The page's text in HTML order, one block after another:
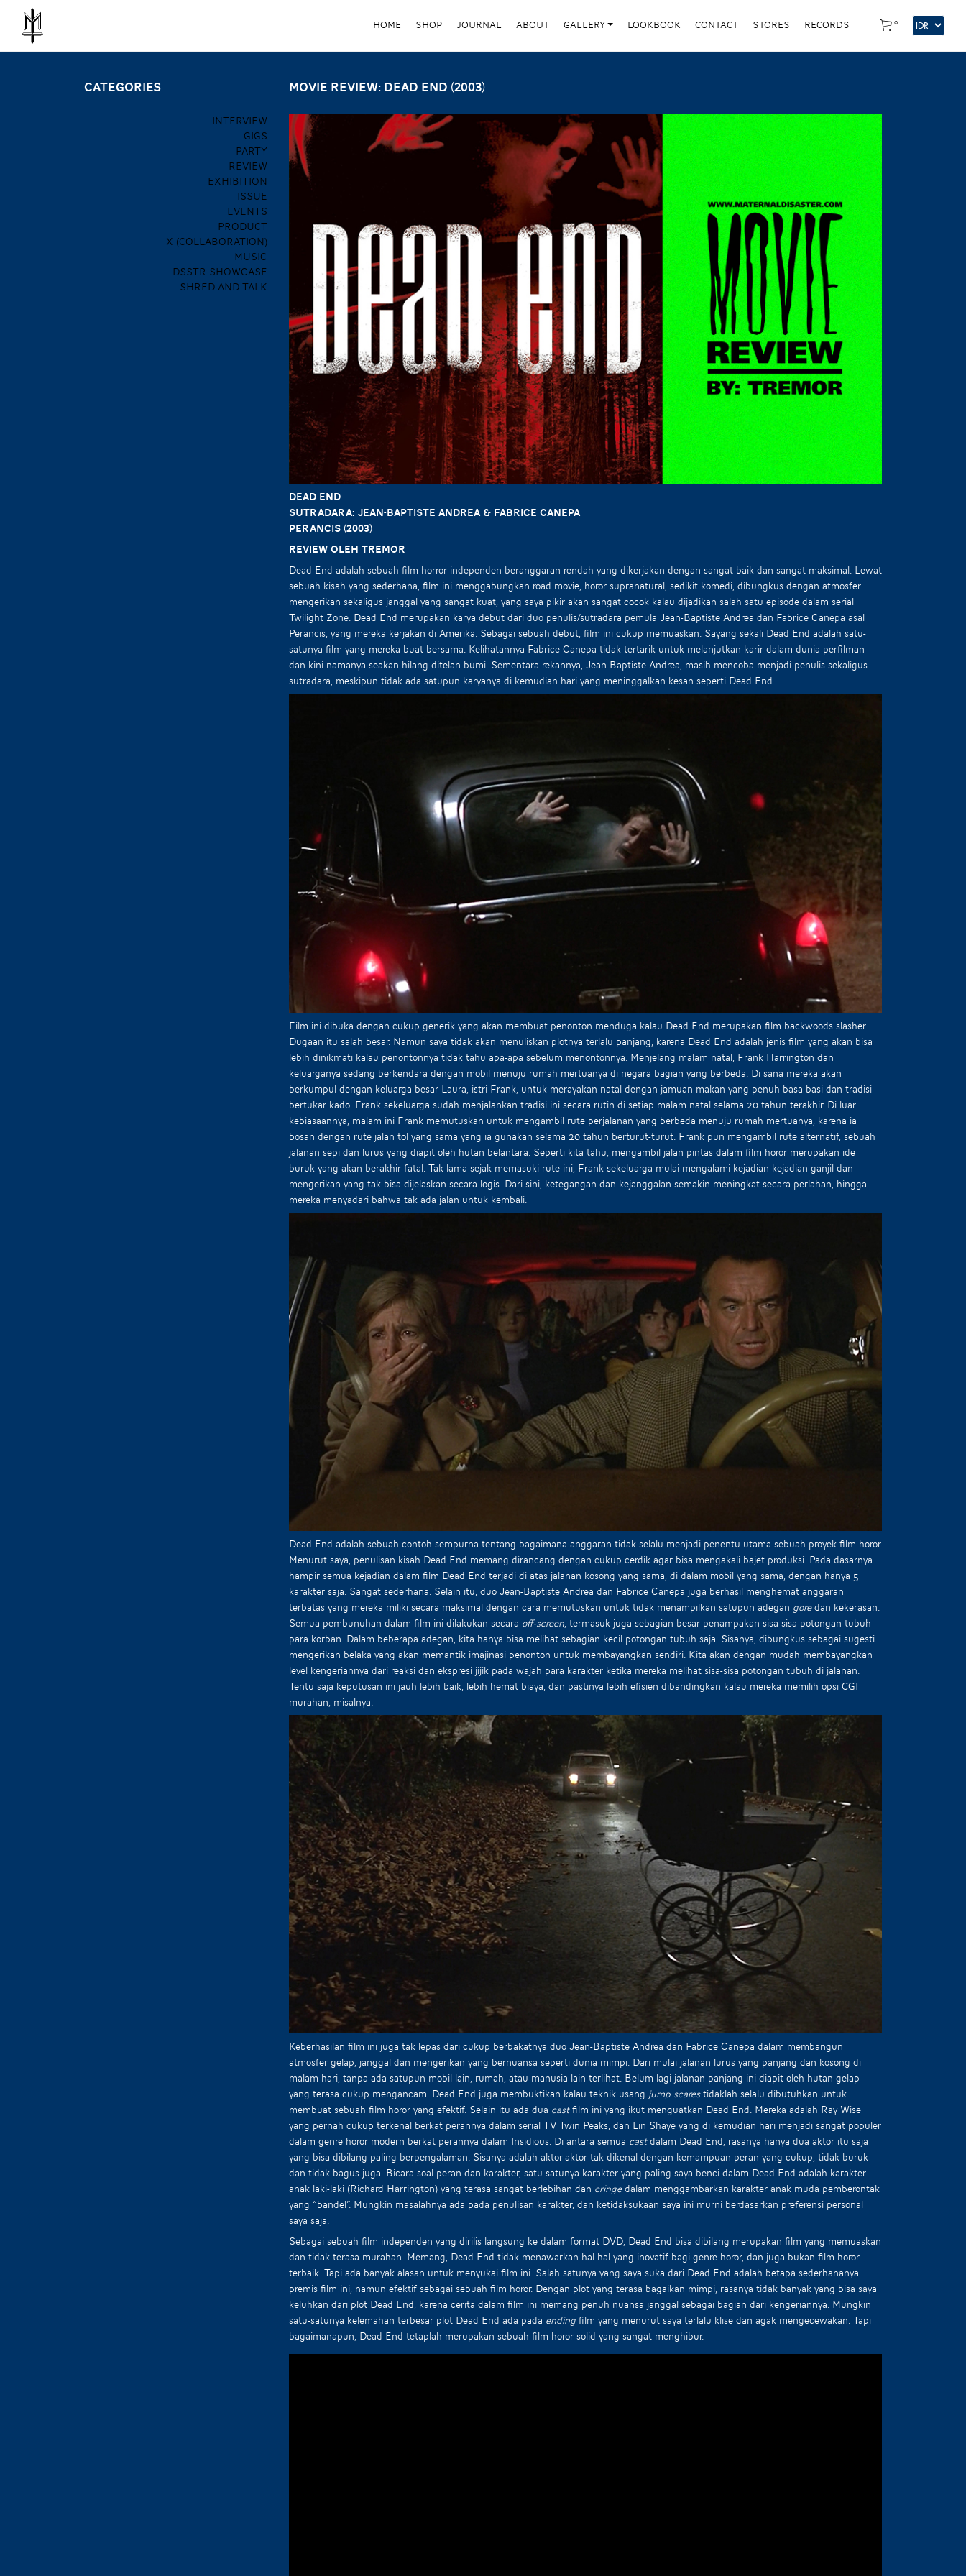
HOME SHOP JOURNAL ABOUT GALLERY LOOKBOOK CONTACT STORES RECORDS 0
MOVIE REVIEW: DEAD END (2003)
DEAD END
Sutradara: Jean-Baptiste Andrea & Fabrice Canepa
Perancis (2003)
Review oleh Tremor
Dead End adalah sebuah film horror independen beranggaran rendah yang dikerjakan dengan sangat baik dan sangat maksimal. Lewat
sebuah kisah yang sederhana, film ini menggabungkan road movie, horor supranatural, sedikit komedi, dibungkus dengan atmosfer
mengerikan sekaligus janggal yang sangat kuat, yang saya pikir akan sangat cocok kalau dijadikan salah satu episode dalam serial
Twilight Zone. Dead End merupakan karya debut dari duo penulis/sutradara pemula Jean-Baptiste Andrea dan Fabrice Canepa asal
Perancis, yang mereka kerjakan di Amerika. Sebagai sebuah debut, film ini cukup memuaskan. Sayang sekali Dead End adalah satu-
satunya film yang mereka buat bersama. Kelihatannya Fabrice Canepa tidak tertarik untuk melanjutkan karir dalam dunia perfilman
dan kini namanya seakan hilang ditelan bumi. Sementara rekannya, Jean-Baptiste Andrea, masih mencoba menjadi penulis sekaligus
sutradara, meskipun tidak ada satupun karyanya di kemudian hari yang meninggalkan kesan seperti Dead End.
Film ini dibuka dengan cukup generik yang akan membuat penonton menduga kalau Dead End merupakan film backwoods slasher.
Dugaan itu salah besar. Namun saya tidak akan menuliskan plotnya terlalu panjang, karena Dead End adalah jenis film yang akan bisa
lebih dinikmati kalau penontonnya tidak tahu apa-apa sebelum menontonnya. Menjelang malam natal, Frank Harrington dan
keluarganya sedang berkendara dengan mobil menuju rumah mertuanya di negara bagian yang berbeda. Di sana mereka akan
berkumpul dengan keluarga besar Laura, istri Frank, untuk merayakan natal dengan jamuan makan yang penuh basa-basi dan tradisi
bertukar kado. Frank sekeluarga sudah menjalankan tradisi ini secara rutin di setiap malam natal selama 20 tahun terakhir. Di luar
kebiasaannya, malam ini Frank memutuskan untuk mengambil rute perjalanan yang berbeda menuju rumah mertuanya, karena ia
bosan dengan rute jalan tol yang sama yang ia gunakan selama 20 tahun berturut-turut. Frank pun mengambil rute alternatif, sebuah
jalanan sepi dan lurus yang diapit oleh hutan belantara. Seperti kita tahu, mengambil jalan pintas dalam film horor merupakan ide
buruk yang akan berakhir fatal. Tak lama sejak memasuki rute ini, Frank sekeluarga mulai mengalami kejadian-kejadian ganjil dan
mengerikan yang tak bisa dijelaskan secara logis. Dari sini, ketegangan dan kejanggalan semakin meningkat secara perlahan, hingga
mereka menyadari bahwa tak ada jalan untuk kembali.
Dead End adalah sebuah contoh sempurna tentang bagaimana anggaran tidak selalu menjadi penentu utama sebuah proyek film horor.
Menurut saya, penulisan kisah Dead End memang dirancang dengan cukup cerdik agar bisa mengakali bajet produksi. Pada dasarnya
hampir semua kejadian dalam film Dead End terjadi di atas jalanan kosong yang sama, di dalam mobil yang sama, dengan hanya 5
karakter saja. Sangat sederhana. Selain itu, duo Jean-Baptiste Andrea dan Fabrice Canepa juga berhasil menghemat anggaran
terbatas yang mereka miliki secara maksimal dengan cara memutuskan untuk tidak menampilkan satupun adegan goredan kekerasan.
Semua pembunuhan dalam film ini dilakukan secara off-screen , termasuk juga sebagian besar penampakan sisa-sisa potongan tubuh
para korban. Dalam beberapa adegan, kita hanya bisa melihat sebagian kecil potongan tubuh saja. Sisanya, dibungkus sebagai sugesti
mengerikan belaka yang akan memantik imajinasi penonton untuk membayangkan sendiri. Kita akan dengan mudah membayangkan
level kengeriannya dari reaksi dan ekspresi jijik pada wajah para karakter ketika mereka melihat sisa-sisa potongan tubuh di jalanan.
Tentu saja keputusan ini jauh lebih baik, lebih hemat biaya, dan pastinya lebih efisien dibandingkan kalau mereka memilih opsi CGI
murahan, misalnya.
Keberhasilan film ini juga tak lepas dari cukup berbakatnya duo Jean-Baptiste Andrea dan Fabrice Canepa dalam membangun
atmosfer gelap, janggal dan mengerikan yang bernuansa seperti dunia mimpi. Dari mulai jalanan lurus yang panjang dan kosong di
malam hari, tanpa ada satupun mobil lain, rumah, atau manusia lain terlihat. Belum lagi jalanan panjang ini diapit oleh hutan gelap
yang terasa cukup mengancam. Dead End juga membuktikan kalau teknik usang jump scarestidaklah selalu dibutuhkan untuk
membuat sebuah film horor yang efektif. Selain itu ada dua castfilm ini yang ikut menguatkan Dead End. Mereka adalah Ray Wise
yang pernah cukup terkenal berkat perannya dalam serial TV Twin Peaks, dan Lin Shaye yang di kemudian hari menjadi sangat populer
dalam genre horor modern berkat perannya dalam Insidious. Di antara semua castdalam Dead End, rasanya hanya dua aktor itu saja
yang bisa dibilang paling berpengalaman. Sisanya adalah aktor-aktor tak dikenal dengan kemampuan peran yang cukup, tidak buruk
dan tidak bagus juga. Bicara soal peran dan karakter, satu-satunya karakter yang paling saya benci dalam Dead End adalah karakter
anak laki-laki (Richard Harrington) yang terasa sangat berlebihan dan cringedalam menggambarkan karakter anak muda pemberontak
yang “bandel”. Mungkin masalahnya ada pada penulisan karakter, dan ketidaksukaan saya ini murni berdasarkan preferensi personal
saya saja.
Sebagai sebuah film independen yang dirilis langsung ke dalam format DVD, Dead End bisa dibilang merupakan film yang memuaskan
dan tidak terasa murahan. Memang, Dead End tidak menawarkan hal-hal yang inovatif bagi genre horor, dan juga bukan film horor
terbaik. Tapi ada banyak alasan untuk menyukai film ini. Salah satunya yang saya suka dari Dead End adalah betapa sederhananya
premis film ini, namun efektif sebagai sebuah film horor. Dengan plot yang terasa bagaikan mimpi, rasanya tidak banyak yang bisa saya
keluhkan dari plot Dead End, karena cerita dalam film ini memang penuh nuansa janggal sebagai bagian dari kengeriannya. Mungkin
satu-satunya kelemahan terbesar plot Dead End ada pada ending film yang menurut saya terlalu klise dan agak mengecewakan. Tapi
bagaimanapun, Dead End tetaplah merupakan sebuah film horor solid yang sangat menghibur.
CATEGORIES
INTERVIEW
GIGS
PARTY
REVIEW
EXHIBITION
ISSUE
EVENTS
PRODUCT
X (COLLABORATION)
MUSIC
DSSTR SHOWCASE
SHRED AND TALK